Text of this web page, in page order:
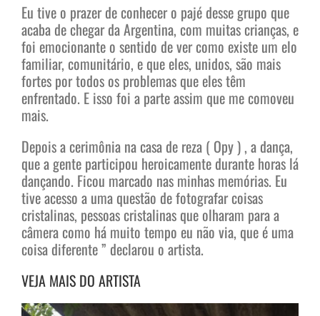
Eu tive o prazer de conhecer o pajé desse grupo que
acaba de chegar da Argentina, com muitas crianças, e
foi emocionante o sentido de ver como existe um elo
familiar, comunitário, e que eles, unidos, são mais
fortes por todos os problemas que eles têm
enfrentado. E isso foi a parte assim que me comoveu
mais.
Depois a cerimônia na casa de reza ( Opy ) , a dança,
que a gente participou heroicamente durante horas lá
dançando. Ficou marcado nas minhas memórias. Eu
tive acesso a uma questão de fotografar coisas
cristalinas, pessoas cristalinas que olharam para a
câmera como há muito tempo eu não via, que é uma
coisa diferente ” declarou o artista.
VEJA MAIS DO ARTISTA